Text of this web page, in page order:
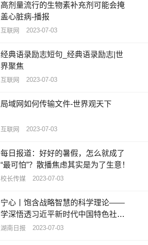
高剂量流行的生物素补充剂可能会掩
盖心脏病-播报
互联网 2023-07-03
经典语录励志短句_经典语录励志|世
界聚焦
互联网 2023-07-03
局域网如何传输文件-世界观天下
互联网 2023-07-03
每日报道：好好的暑假，怎么就成了
“最可怕”？散播焦虑其实是为了生意！
校长传媒 2023-07-03
宁心丨饱含战略智慧的科学理论——
学深悟透习近平新时代中国特色社会
主义思想之六 热头条
湖南日报 2023-07-03